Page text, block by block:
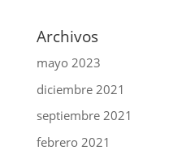
Archivos
mayo 2023
diciembre 2021
septiembre 2021
febrero 2021